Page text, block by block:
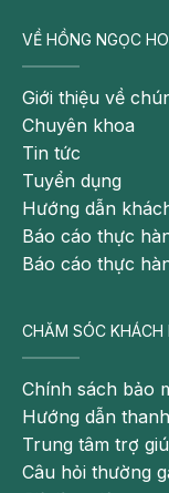
Trường hợp này
thời gian
Mũi 2: Cách
Mũi 3: Mũi
thông thường
tiêm mũi 2
phòng trước đó
Mũi 1: Lần tiêm
Mũi 2: Sau mũi
VỀ HỒNG NGỌC
Giới thiệu về
Chuyên khoa
Tin tức
Tuyển dụng
Hướng dẫn
Báo cáo thực
Báo cáo thực
CHĂM SÓC KHÁCH
Chính sách bảo
Hướng dẫn
Trung tâm trợ
Câu hỏi thường